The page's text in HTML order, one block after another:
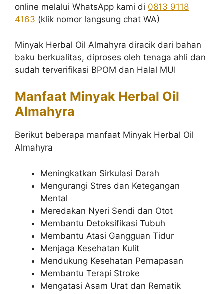
online melalui WhatsApp kami di 0813 9118
4163 (klik nomor langsung chat WA)
Minyak Herbal Oil Almahyra diracik dari bahan
baku berkualitas, diproses oleh tenaga ahli dan
sudah terverifikasi BPOM dan Halal MUI
Manfaat Minyak Herbal Oil
Almahyra
Berikut beberapa manfaat Minyak Herbal Oil
Almahyra
Meningkatkan Sirkulasi Darah
Mengurangi Stres dan Ketegangan
Mental
Meredakan Nyeri Sendi dan Otot
Membantu Detoksifikasi Tubuh
Membantu Atasi Gangguan Tidur
Menjaga Kesehatan Kulit
Mendukung Kesehatan Pernapasan
Membantu Terapi Stroke
Mengatasi Asam Urat dan Rematik